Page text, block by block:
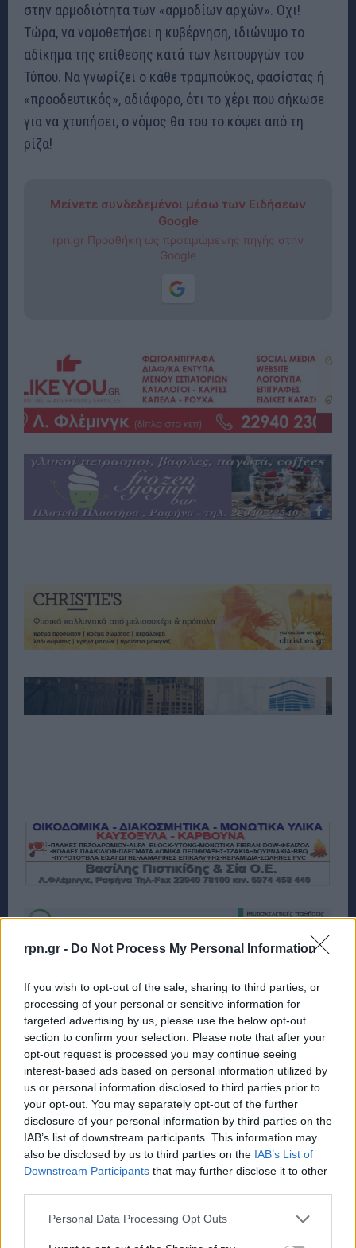
rpn.gr - Do Not Process My Personal Information
If you wish to opt-out of the sale, sharing to third parties, or
processing of your personal or sensitive information for
targeted advertising by us, please use the below opt-out
section to confirm your selection. Please note that after your
opt-out request is processed you may continue seeing
interest-based ads based on personal information utilized by
us or personal information disclosed to third parties prior to
your opt-out. You may separately opt-out of the further
disclosure of your personal information by third parties on the
IAB’s list of downstream participants. This information may
also be disclosed by us to third parties on the IAB’s List of
Downstream Participants that may further disclose it to other
Personal Data Processing Opt Outs
στην αρμοδιότητα των «αρμοδίων αρχών». Οχι!
Τώρα, να νομοθετήσει η κυβέρνηση, ιδιώνυμο το
αδίκημα της επίθεσης κατά των λειτουργών του
Τύπου. Να γνωρίζει ο κάθε τραμπούκος, φασίστας ή
«προοδευτικός», αδιάφορο, ότι το χέρι που σήκωσε
για να χτυπήσει, ο νόμος θα του το κόψει από τη
ρίζα!
Μείνετε συνδεδεμένοι μέσω των Ειδήσεων
Google
rpn.gr Προσθήκη ως προτιμώμενης πηγής στην
Google